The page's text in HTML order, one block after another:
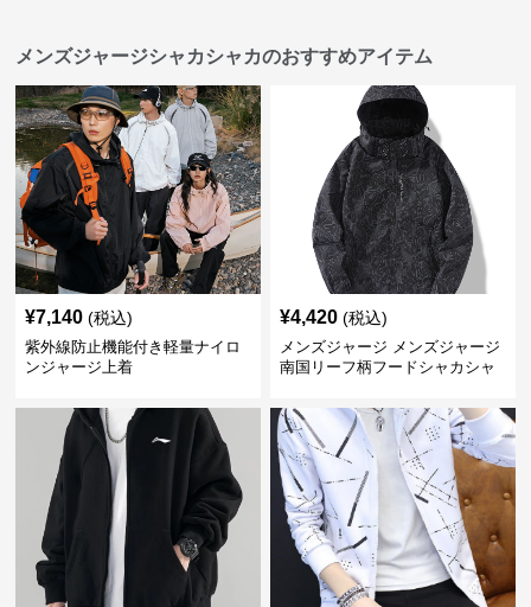
メンズジャージシャカシャカのおすすめアイテム
¥7,140 (税込)
紫外線防止機能付き軽量ナイロ
ンジャージ上着
¥4,420 (税込)
メンズジャージ メンズジャージ
南国リーフ柄フードシャカシャ